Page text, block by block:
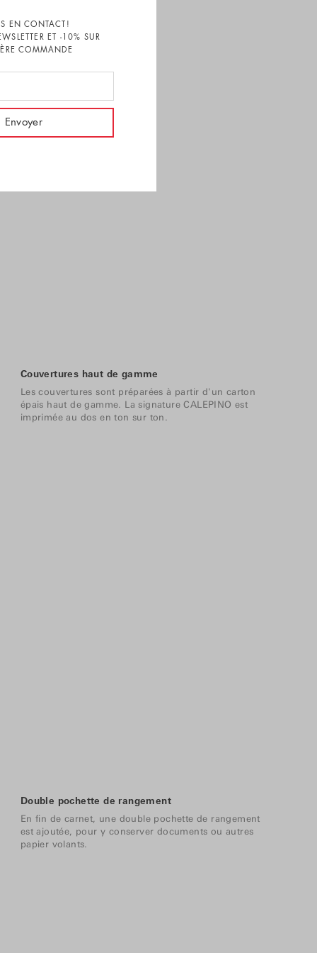
EN CONTACT!
ET -10% SUR
COMMANDE
Couvertures haut de gamme
Les couvertures sont préparées à partir d'un carton
épais haut de gamme. La signature CALEPINO est
imprimée au dos en ton sur ton.
Double pochette de rangement
En fin de carnet, une double pochette de rangement
est ajoutée, pour y conserver documents ou autres
papier volants.